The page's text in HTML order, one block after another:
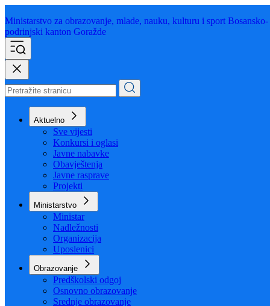
Ministarstvo za obrazovanje,
podrinjski kanton Goražde
Aktuelno
Sve vijesti
Konkursi i oglasi
Javne nabavke
Obavještenja
Javne rasprave
Projekti
Ministarstvo
Ministar
Nadležnosti
Organizacija
Uposlenici
Obrazovanje